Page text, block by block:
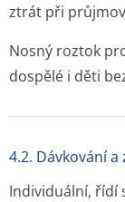
ztrát při
Nosný roztok
dospělé i děti
4.2. Dávkování
Individuální, řídí